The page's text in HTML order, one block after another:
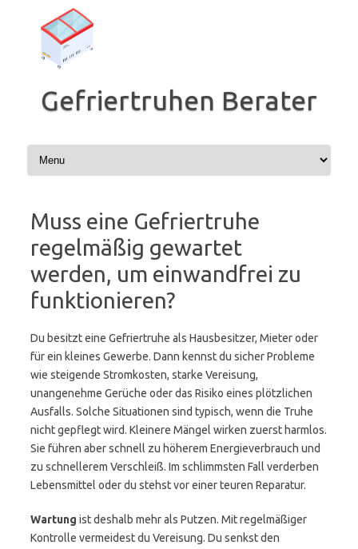
springen
Gefriertruhen Berater
Muss eine Gefriertruhe
regelmäßig gewartet
werden, um einwandfrei zu
funktionieren?
Du besitzt eine Gefriertruhe als Hausbesitzer, Mieter oder
für ein kleines Gewerbe. Dann kennst du sicher Probleme
wie steigende Stromkosten, starke Vereisung,
unangenehme Gerüche oder das Risiko eines plötzlichen
Ausfalls. Solche Situationen sind typisch, wenn die Truhe
nicht gepflegt wird. Kleinere Mängel wirken zuerst harmlos.
Sie führen aber schnell zu höherem Energieverbrauch und
zu schnellerem Verschleiß. Im schlimmsten Fall verderben
Lebensmittel oder du stehst vor einer teuren Reparatur.
Wartung ist deshalb mehr als Putzen. Mit regelmäßiger
Kontrolle vermeidest du Vereisung. Du senkst den